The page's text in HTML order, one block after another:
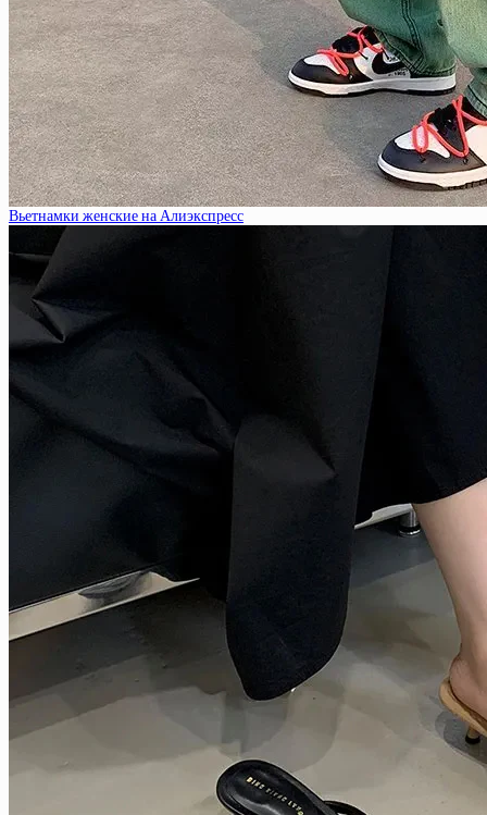
Вьетнамки женские на Алиэкспресс